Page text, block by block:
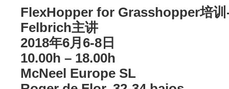
FlexHopper for Grasshopper培
Felbrich主讲
2018年6月6-8日
10.00h – 18.00h
McNeel Europe SL